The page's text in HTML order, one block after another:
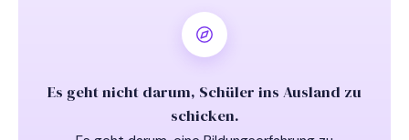
Es geht nicht darum, Schüler ins Ausland zu
schicken.